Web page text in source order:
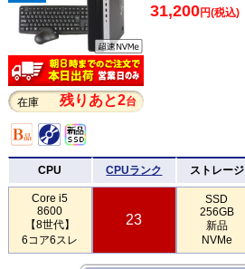
在庫 残りあと2台
31,200円(税込)
CPU CPUランク ストレージ
Core i5
8600
【8世代】
6コア6スレ
23
SSD
256GB
新品
NVMe